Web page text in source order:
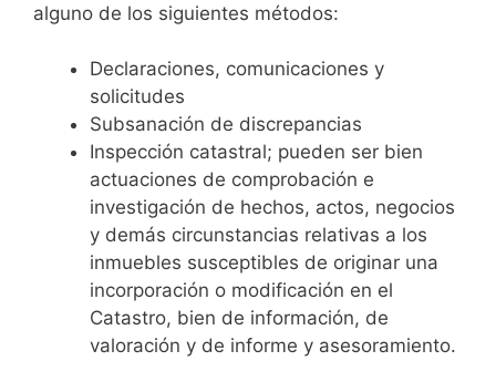
alguno de los siguientes métodos:
Declaraciones, comunicaciones y
solicitudes
Subsanación de discrepancias
Inspección catastral; pueden ser bien
actuaciones de comprobación e
investigación de hechos, actos, negocios
y demás circunstancias relativas a los
inmuebles susceptibles de originar una
incorporación o modificación en el
Catastro, bien de información, de
valoración y de informe y asesoramiento.